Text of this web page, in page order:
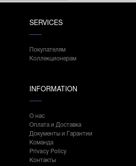
SERVICES
Покупателям
Коллекционерам
INFORMATION
О нас
Оплата и Доставка
Документы и Гарантии
Команда
Privacy Policy
Контакты